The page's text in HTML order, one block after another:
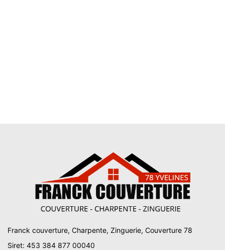
Franck couverture, Charpente, Zinguerie, Couverture 78
Siret: 453 384 877 00040